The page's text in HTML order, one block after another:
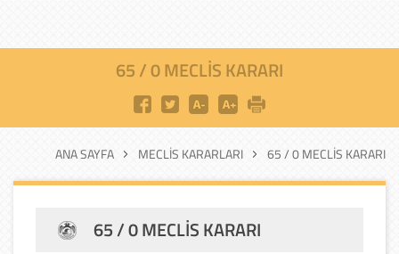
65 / 0 MECLIS KARARI
ANA SAYFA MECLIS KARARLARI 65 / 0 MECLIS KARARI
65 / 0 MECLIS KARARI